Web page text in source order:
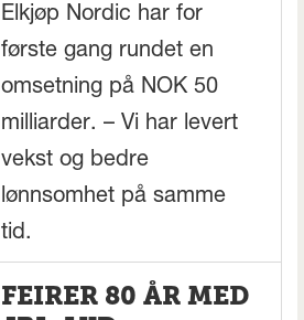
Elkjøp Nordic har for
første gang rundet en
omsetning på NOK 50
milliarder. – Vi har levert
vekst og bedre
lønnsomhet på samme
tid.
FEIRER 80 ÅR MED